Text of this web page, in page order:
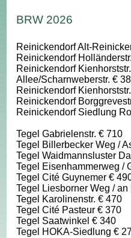
BRW 2026
Reinickendorf Alt-
Reinickendorf
Reinickendorf
Allee/Scharnweberstr. €
Reinickendorf
Reinickendorf
Reinickendorf Siedlung
Tegel Gabrielenstr. € 710
Tegel Billerbecker Weg /
Tegel Waidmannsluster
Tegel Eisenhammerweg /
Tegel Cité Guynemer €
Tegel Liesborner Weg /
Tegel Karolinenstr. € 470
Tegel Cité Pasteur € 370
Tegel Saatwinkel € 340
Tegel HOKA-Siedlung €